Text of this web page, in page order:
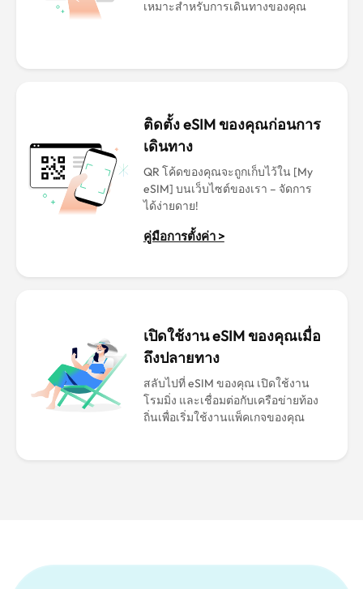
เหมาะสำหรับการเดินทางของคุณ
ติดตั้ง eSIM ของคุณก่อนการ
เดินทาง
QR โค้ดของคุณจะถูกเก็บไว้ใน [My
eSIM] บนเว็บไซต์ของเรา – จัดการ
ได้ง่ายดาย!
คู่มือการตั้งค่า >
เปิดใช้งาน eSIM ของคุณเมื่อ
ถึงปลายทาง
สลับไปที่ eSIM ของคุณ เปิดใช้งาน
โรมมิ่ง และเชื่อมต่อกับเครือข่ายท้อง
ถิ่นเพื่อเริ่มใช้งานแพ็คเกจของคุณ